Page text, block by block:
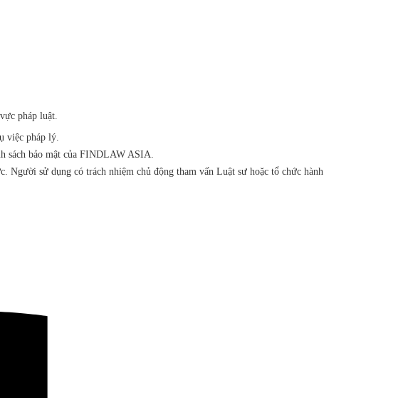
pháp luật.
việc pháp lý.
sách bảo mật của FINDLAW ASIA.
sử dụng có trách nhiệm chủ động tham vấn Luật sư hoặc tổ chức hành